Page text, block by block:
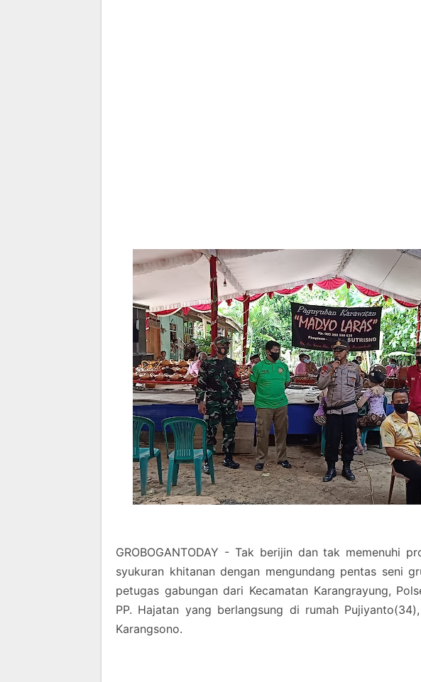
GROBOGANTODAY - Tak berijin dan tak memenuhi
syukuran khitanan dengan mengundang pentas seni
petugas gabungan dari Kecamatan Karangrayung,
PP. Hajatan yang berlangsung di rumah
Karangsono.